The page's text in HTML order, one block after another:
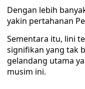
Dengan lebih
yakin pertahanan
Sementara itu, lini
signifikan yang tak
gelandang utama
musim ini.